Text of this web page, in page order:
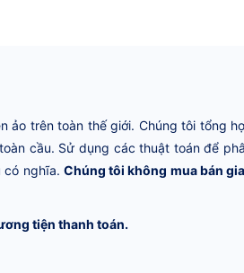
ảo trên toàn thế giới. Chúng tôi tổng
cầu. Sử dụng các thuật toán để
có nghĩa. Chúng tôi không mua bán
tiện thanh toán.